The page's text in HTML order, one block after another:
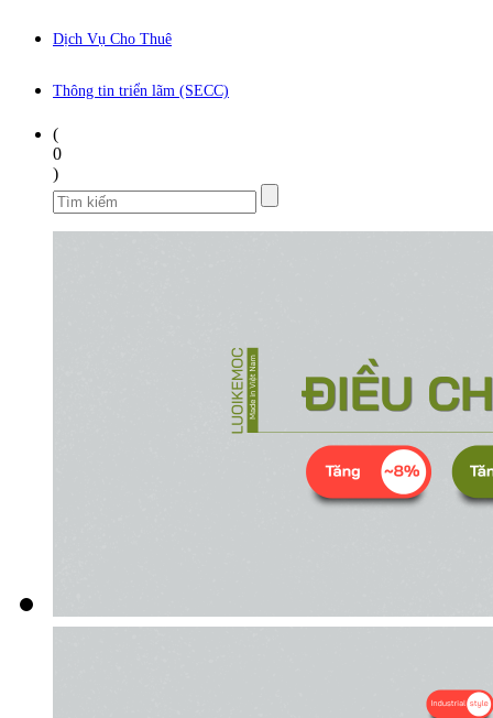
Dịch Vụ Cho Thuê
Thông tin triển lãm (SECC)
(
0
)